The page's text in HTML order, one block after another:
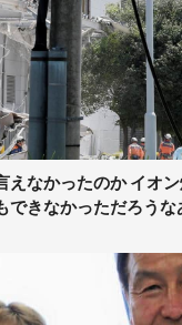
えなかったのか イオ
きなかっただろうな